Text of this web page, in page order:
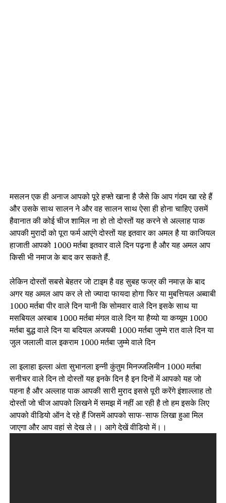
मसलन एक ही अनाज आपको पूरे हफ्ते खाना है जैसे कि आप गंदम खा रहे हैं
और उसके साथ सालन ने और वह सालन साथ ऐसा ही होना चाहिए उसमें
हैवानात की कोई चीज शामिल ना हो तो दोस्तों यह करने से अल्लाह पाक
आपकी मुरादों को पूरा फर्म आएंगे दोस्तों यह इतवार का अमल है या काजियल
हाजाती आपको 1000 मर्तबा इतवार वाले दिन पढ़ना है और यह अमल आप
किसी भी नमाज के बाद कर सकते हैं.
लेकिन दोस्तों सबसे बेहतर जो टाइम है वह सुबह फज्र की नमाज़ के बाद
अगर यह अमल आप कर ले तो ज्यादा फायदा होगा फिर या मुबत्तियल अब्वाबी
1000 मर्तबा पीर वाले दिन यानी कि सोमवार वाले दिन इसके साथ या
मसबियल अस्बाब 1000 मर्तबा मंगल वाले दिन या हैय्यो या कय्यूम 1000
मर्तबा बुद्ध वाले दिन या बदियल अजयबी 1000 मर्तबा जुम्मे रात वाले दिन या
जुल जलाली वाल इकराम 1000 मर्तबा जुम्मे वाले दिन
ला इलाहा इल्ला अंता सुभानला इन्नी कुंतुम मिनज्जलिमीन 1000 मर्तबा
सनीचर वाले दिन तो दोस्तों यह इनके दिन है इन दिनों में आपको यह जो
पहना है और अल्लाह पाक आपकी सारी मुराद इससे पूरी करेंगे इंशाल्लाह तो
दोस्तों जो चीज आपको लिखने में समझ में नहीं आ रही है तो हम इसके लिए
आपको वीडियो ऑन दे रहे हैं जिसमें आपको साफ-साफ लिखा हुआ मिल
जाएगा और आप वहां से देख ले।। आगे देखें वीडियो में।।